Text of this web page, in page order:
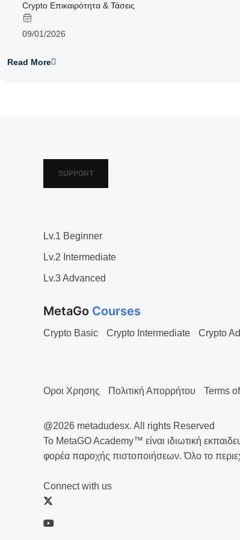
Crypto Επικαιρότητα & Τάσεις
09/01/2026
Read More
SUPPORT
Lv.1 Beginner
Lv.2 Intermediate
Lv.3 Advanced
MetaGo Courses
Crypto Basic Crypto Intermediate Crypto
Οροι Χρησης Πολιτική Απορρήτου Terms
@2026 metadudesx. All rights Reserved
Το MetaGO Academy™ είναι ιδιωτική
φορέα παροχής πιστοποιήσεων. Όλο το
Connect with us